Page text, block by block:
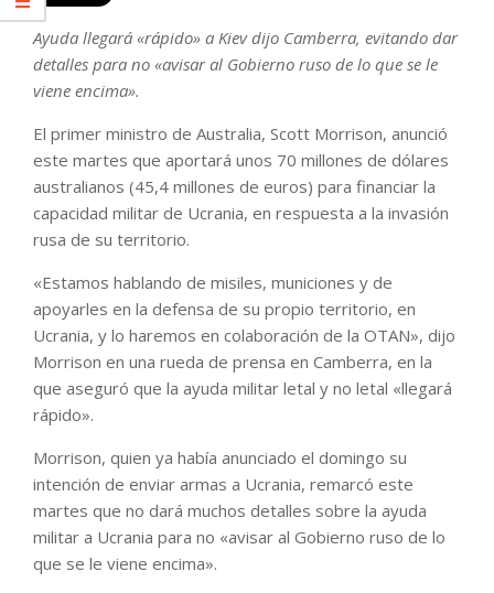
Ayuda llegará «rápido» a Kiev dijo Camberra, evitando dar
detalles para no «avisar al Gobierno ruso de lo que se le
viene encima».
El primer ministro de Australia, Scott Morrison, anunció
este martes que aportará unos 70 millones de dólares
australianos (45,4 millones de euros) para financiar la
capacidad militar de Ucrania, en respuesta a la invasión
rusa de su territorio.
«Estamos hablando de misiles, municiones y de
apoyarles en la defensa de su propio territorio, en
Ucrania, y lo haremos en colaboración de la OTAN», dijo
Morrison en una rueda de prensa en Camberra, en la
que aseguró que la ayuda militar letal y no letal «llegará
rápido».
Morrison, quien ya había anunciado el domingo su
intención de enviar armas a Ucrania, remarcó este
martes que no dará muchos detalles sobre la ayuda
militar a Ucrania para no «avisar al Gobierno ruso de lo
que se le viene encima».